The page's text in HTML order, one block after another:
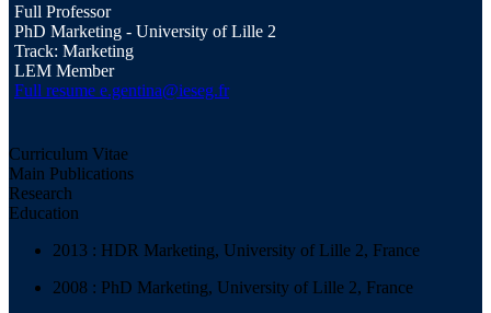
Full Professor
PhD Marketing - University of Lille 2
Track: Marketing
LEM Member
Full resume e.gentina@ieseg.fr
Curriculum Vitae
Main Publications
Research
Education
2013 : HDR Marketing, University of Lille 2, France
2008 : PhD Marketing, University of Lille 2, France